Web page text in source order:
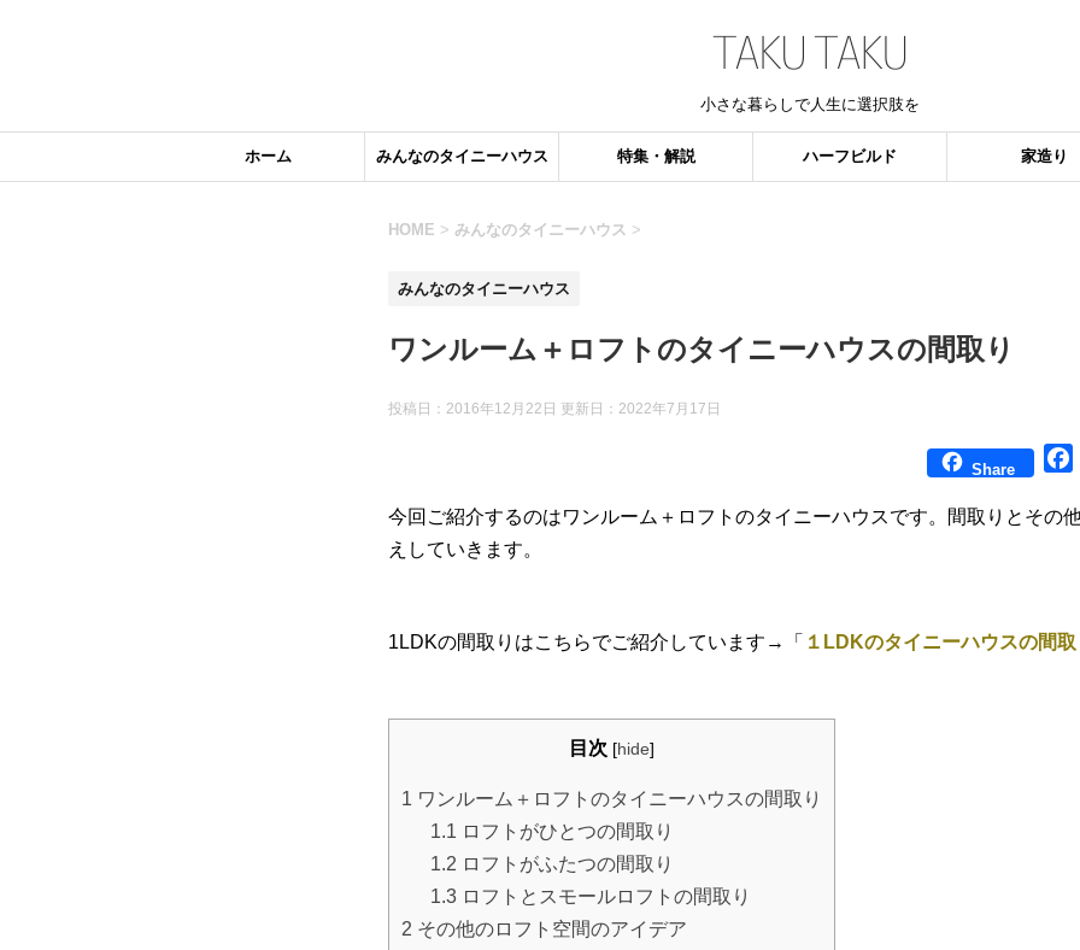
小さな暮らしで人生に選択肢を
ホーム みんなのタイニーハウス 特集・解説 ハーフビルド 家造り
HOME > みんなのタイニーハウス >
みんなのタイニーハウス
ワンルーム＋ロフトのタイニーハウスの間取り
投稿日：2016年12月22日 更新日： 2022年7月17日
Share
今回ご紹介するのはワンルーム＋ロフトのタイニーハウスです。間取りとその
えしていきます。
1LDKの間取りはこちらでご紹介しています→「 １LDKのタイニーハウスの間取
目次 [hide]
1 ワンルーム＋ロフトのタイニーハウスの間取り
1.1 ロフトがひとつの間取り
1.2 ロフトがふたつの間取り
1.3 ロフトとスモールロフトの間取り
2 その他のロフト空間のアイデア